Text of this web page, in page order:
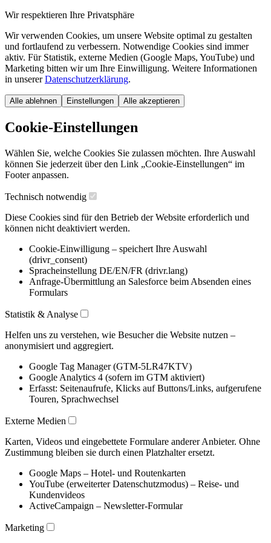
Wir respektieren Ihre Privatsphäre
Wir verwenden Cookies, um unsere Website optimal zu gestalten
und fortlaufend zu verbessern. Notwendige Cookies sind immer
aktiv. Für Statistik, externe Medien (Google Maps, YouTube) und
Marketing bitten wir um Ihre Einwilligung. Weitere Informationen
in unsererDatenschutzerklärung.
Alle ablehnen Einstellungen Alle akzeptieren
Cookie-Einstellungen
Wählen Sie, welche Cookies Sie zulassen möchten. Ihre Auswahl
können Sie jederzeit über den Link „Cookie-Einstellungen“ im
Footer anpassen.
Technisch notwendig
Diese Cookies sind für den Betrieb der Website erforderlich und
können nicht deaktiviert werden.
Cookie-Einwilligung – speichert Ihre Auswahl
(drivr_consent)
Spracheinstellung DE/EN/FR (drivr.lang)
Anfrage-Übermittlung an Salesforce beim Absenden eines
Formulars
Statistik & Analyse
Helfen uns zu verstehen, wie Besucher die Website nutzen –
anonymisiert und aggregiert.
Google Tag Manager (GTM-5LR47KTV)
Google Analytics 4 (sofern im GTM aktiviert)
Erfasst: Seitenaufrufe, Klicks auf Buttons/Links, aufgerufene
Touren, Sprachwechsel
Externe Medien
Karten, Videos und eingebettete Formulare anderer Anbieter. Ohne
Zustimmung bleiben sie durch einen Platzhalter ersetzt.
Google Maps – Hotel- und Routenkarten
YouTube (erweiterter Datenschutzmodus) – Reise- und
Kundenvideos
ActiveCampaign – Newsletter-Formular
Marketing